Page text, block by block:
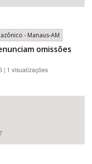
- Manaus-AM
omissões
| 1 visualizações